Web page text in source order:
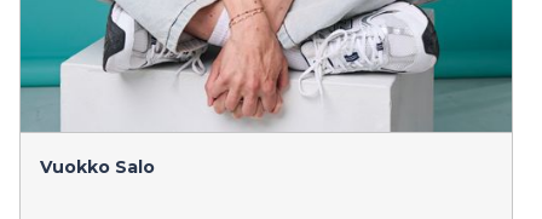
Vuokko Salo